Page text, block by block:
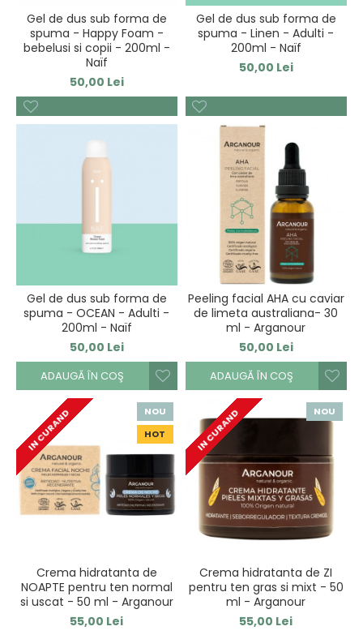
Gel de dus sub forma de
spuma - Happy Foam -
bebelusi si copii - 200ml -
Naïf
50,00 Lei
Gel de dus sub forma de
spuma - Linen - Adulti -
200ml - Naïf
50,00 Lei
Gel de dus sub forma de
spuma - OCEAN - Adulti -
200ml - Naïf
50,00 Lei
ADAUGĂ ÎN COŞ
Peeling facial AHA cu caviar
de limeta australiana- 30
ml - Arganour
50,00 Lei
ADAUGĂ ÎN COŞ
NOU
HOT
IN CURAND
Crema hidratanta de
NOAPTE pentru ten normal
si uscat - 50 ml - Arganour
55,00 Lei
NOU
IN CURAND
Crema hidratanta de ZI
pentru ten gras si mixt - 50
ml - Arganour
55,00 Lei